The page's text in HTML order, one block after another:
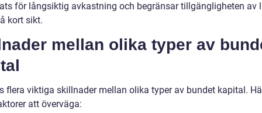
för långsiktig avkastning och begränsar tillgängligheten av
kort sikt.
mellan olika typer av
flera viktiga skillnader mellan olika typer av bundet kapital.
att överväga: